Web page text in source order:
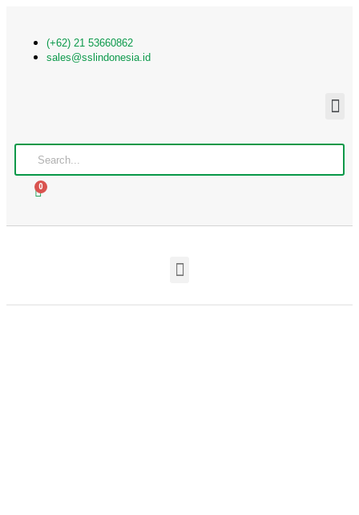
(+62) 21 53660862
sales@sslindonesia.id
0